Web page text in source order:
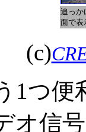
追っか
面で表
(c)
つ便
オ信